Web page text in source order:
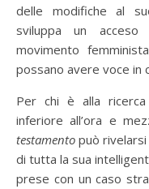
delle modifiche al
sviluppa un
movimento
possano avere voce in
Per chi è alla
inferiore all’ora e
testamentopuò
di tutta la sua
prese con un caso